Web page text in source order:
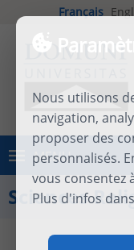
Nous utilisons
navigation,
proposer des
personnalisés.
vous consentez
Plus d'infos
Français
MENU
Sciences